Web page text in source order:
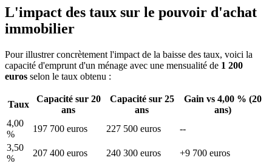
L'impact des taux sur le pouvoir d'achat
immobilier
Pour illustrer concrètement l'impact de la baisse des taux, voici la
capacité d'emprunt d'un ménage avec une mensualité de 1 200
euros selon le taux obtenu :
Taux
Capacité sur 20
ans
Capacité sur 25
ans
Gain vs 4,00 % (20
ans)
4,00
%
197 700 euros 227 500 euros
--
3,50
%
207 400 euros 240 300 euros
+9 700 euros